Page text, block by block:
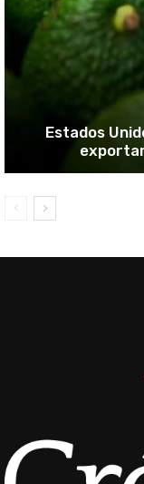
Estados